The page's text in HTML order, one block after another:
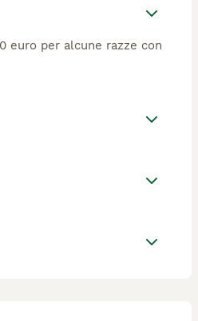
euro per alcune razze con